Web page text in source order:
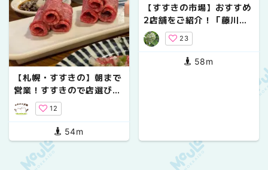
【札幌・すすきの】朝まで
営業！すすきので店選びに
迷ったら美味しい焼肉へG
O！
12
54m
【すすきの市場】おすすめ
2店舗をご紹介！「藤川菓
子店」と「名代にぎりめ
し」
23
58m